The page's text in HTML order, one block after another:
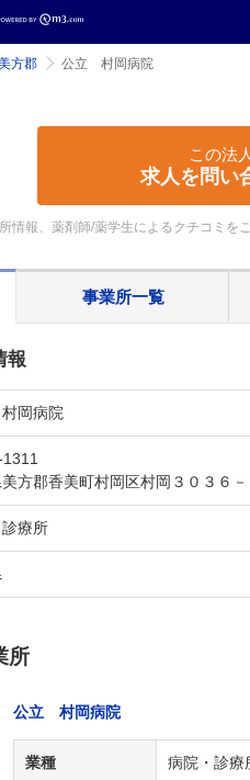
方郡 公立 村岡病院
この法
求人を問い
報、薬剤師/薬学生によるクチコミ
事業所一覧
報
岡病院
方郡香美町村岡区村岡３０３６－
療所
所
公立 村岡病院
業種 病院・診療